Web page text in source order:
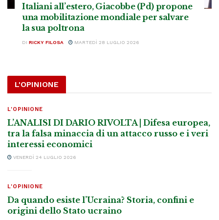
Italiani all’estero, Giacobbe (Pd) propone
una mobilitazione mondiale per salvare
la sua poltrona
DI RICKY FILOSA MARTEDÌ 28 LUGLIO 2026
L'OPINIONE
L'OPINIONE
L’ANALISI DI DARIO RIVOLTA | Difesa europea,
tra la falsa minaccia di un attacco russo e i veri
interessi economici
VENERDÌ 24 LUGLIO 2026
L'OPINIONE
Da quando esiste l’Ucraina? Storia, confini e
origini dello Stato ucraino